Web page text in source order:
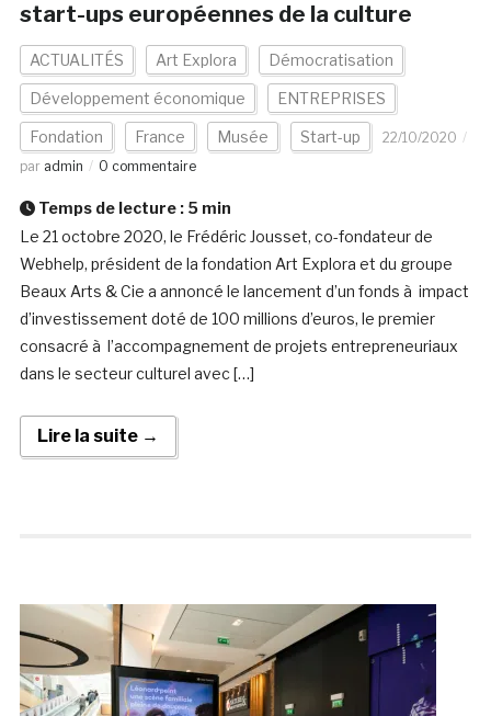
start-ups européennes de la culture
ACTUALITÉS Art Explora Démocratisation
Développement économique ENTREPRISES
Fondation France Musée Start-up
22/10/2020
par admin 0 commentaire
Temps de lecture : 5 min
Le 21 octobre 2020, le Frédéric Jousset, co-fondateur de
Webhelp, président de la fondation Art Explora et du groupe
Beaux Arts & Cie a annoncé le lancement d’un fonds à impact
d’investissement doté de 100 millions d’euros, le premier
consacré à l’accompagnement de projets entrepreneuriaux
dans le secteur culturel avec […]
Lire la suite →